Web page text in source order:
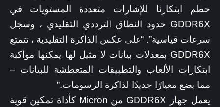
حطم ابتكارنا للإشارات متعددة المستويات في
GDDR6X حدود النطاق الترددي التقليدي ، وسجل
سرعات قياسية”. “على عكس الذاكرة التقليدية ، تتمتع
GDDR6X بمعدلات بيانات لا مثيل لها يمكنها مواكبة
ابتكارات الألعاب والتطبيقات المتعطشة للبيانات –
مما يضع معيارًا جديدًا لذاكرة الرسومات.”
يعمل جهاز GDDR6X من Micron كأداة تمكين قوية